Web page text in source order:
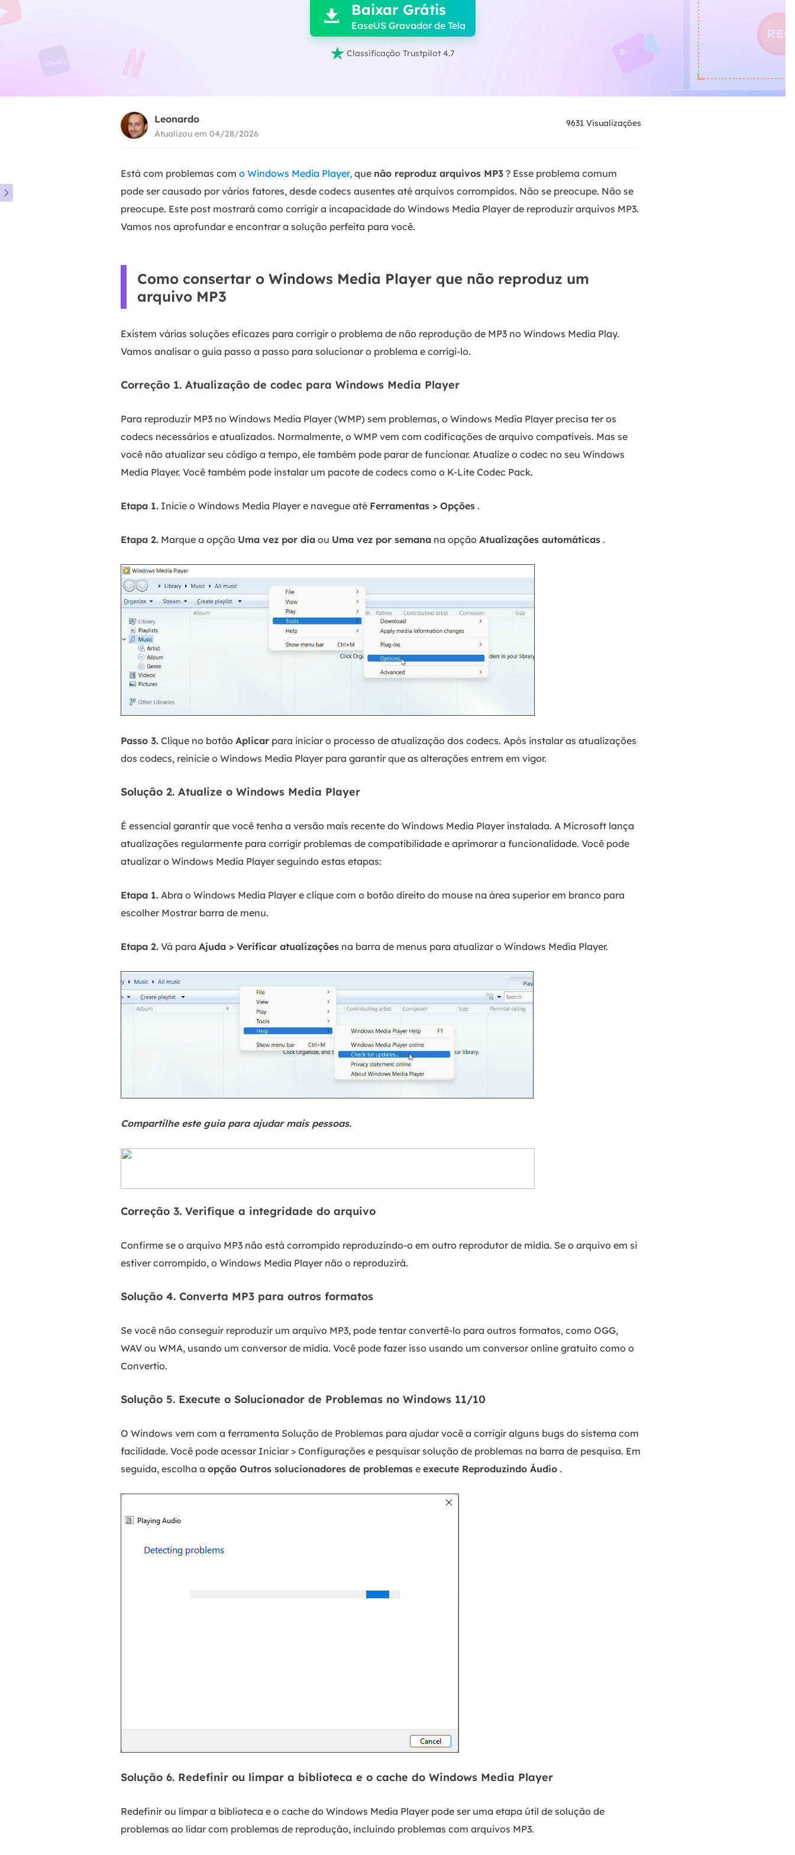
 Baixar Grátis
EaseUS Gravador de Tela
 Classificação Trustpilot 4.7

Leonardo
Atualizou em 04/28/2026
9631 Visualizações
Está com problemas com o Windows Media Player, que não reproduz arquivos MP3 ? Esse problema comum
pode ser causado por vários fatores, desde codecs ausentes até arquivos corrompidos. Não se preocupe. Não se
preocupe. Este post mostrará como corrigir a incapacidade do Windows Media Player de reproduzir arquivos MP3.
Vamos nos aprofundar e encontrar a solução perfeita para você.
Como consertar o Windows Media Player que não reproduz um
arquivo MP3
Existem várias soluções eficazes para corrigir o problema de não reprodução de MP3 no Windows Media Play.
Vamos analisar o guia passo a passo para solucionar o problema e corrigi-lo.
Correção 1. Atualização de codec para Windows Media Player
Para reproduzir MP3 no Windows Media Player (WMP) sem problemas, o Windows Media Player precisa ter os
codecs necessários e atualizados. Normalmente, o WMP vem com codificações de arquivo compatíveis. Mas se
você não atualizar seu código a tempo, ele também pode parar de funcionar. Atualize o codec no seu Windows
Media Player. Você também pode instalar um pacote de codecs como o K-Lite Codec Pack.
Etapa 1. Inicie o Windows Media Player e navegue até Ferramentas > Opções .
Etapa 2. Marque a opção Uma vez por dia ou Uma vez por semana na opção Atualizações automáticas .
Passo 3. Clique no botão Aplicar para iniciar o processo de atualização dos codecs. Após instalar as atualizações
dos codecs, reinicie o Windows Media Player para garantir que as alterações entrem em vigor.
Solução 2. Atualize o Windows Media Player
É essencial garantir que você tenha a versão mais recente do Windows Media Player instalada. A Microsoft lança
atualizações regularmente para corrigir problemas de compatibilidade e aprimorar a funcionalidade. Você pode
atualizar o Windows Media Player seguindo estas etapas:
Etapa 1. Abra o Windows Media Player e clique com o botão direito do mouse na área superior em branco para
escolher Mostrar barra de menu.
Etapa 2. Vá para Ajuda > Verificar atualizações na barra de menus para atualizar o Windows Media Player.
Compartilhe este guia para ajudar mais pessoas.
Correção 3. Verifique a integridade do arquivo
Confirme se o arquivo MP3 não está corrompido reproduzindo-o em outro reprodutor de mídia. Se o arquivo em si
estiver corrompido, o Windows Media Player não o reproduzirá.
Solução 4. Converta MP3 para outros formatos
Se você não conseguir reproduzir um arquivo MP3, pode tentar convertê-lo para outros formatos, como OGG,
WAV ou WMA, usando um conversor de mídia. Você pode fazer isso usando um conversor online gratuito como o
Convertio.
Solução 5. Execute o Solucionador de Problemas no Windows 11/10
O Windows vem com a ferramenta Solução de Problemas para ajudar você a corrigir alguns bugs do sistema com
facilidade. Você pode acessar Iniciar > Configurações e pesquisar solução de problemas na barra de pesquisa. Em
seguida, escolha a opção Outros solucionadores de problemas e execute Reproduzindo Áudio .
Solução 6. Redefinir ou limpar a biblioteca e o cache do Windows Media Player
Redefinir ou limpar a biblioteca e o cache do Windows Media Player pode ser uma etapa útil de solução de
problemas ao lidar com problemas de reprodução, incluindo problemas com arquivos MP3.